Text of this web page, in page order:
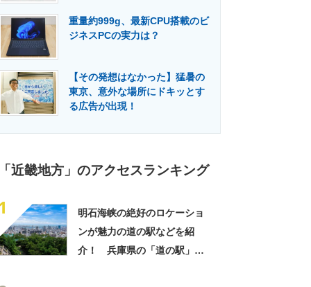
重量約999g、最新CPU搭載のビ
ジネスPCの実力は？
【その発想はなかった】猛暑の
東京、意外な場所にドキッとす
る広告が出現！
近畿地方」のアクセスランキング
明石海峡の絶好のロケーショ
ンが魅力の道の駅などを紹
介！ 兵庫県の「道の駅」お